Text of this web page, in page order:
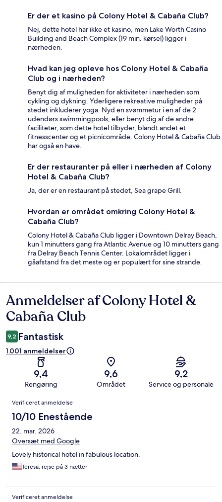
Er der et kasino på Colony Hotel & Cabaña Club?
Nej, dette hotel har ikke et kasino, men Lake Worth Casino
Building and Beach Complex (19 min. kørsel) ligger i
nærheden.
Hvad kan jeg opleve hos Colony Hotel & Cabaña
Club og i nærheden?
Benyt dig af muligheden for aktiviteter i nærheden som
cykling og dykning. Yderligere rekreative muligheder på
stedet inkluderer yoga. Nyd en svømmetur i en af de 2
udendørs swimmingpools, eller benyt dig af de andre
faciliteter, som dette hotel tilbyder, blandt andet et
fitnesscenter og et picnicområde. Colony Hotel & Cabaña Club
har også en have.
Er der restauranter på eller i nærheden af Colony
Hotel & Cabaña Club?
Ja, der er en restaurant på stedet, Sea grape Grill.
Hvordan er området omkring Colony Hotel &
Cabaña Club?
Colony Hotel & Cabaña Club ligger i Downtown Delray Beach,
kun 1 minutters gang fra Atlantic Avenue og 10 minutters gang
fra Delray Beach Tennis Center. Lokalområdet ligger i
gåafstand fra det meste og er populært for sine strande.
Anmeldelser
Anmeldelser af Colony Hotel &
Cabaña Club
9,2 Fantastisk
1.001 anmeldelser
9,4
Rengøring
9,6
Området
9,2
Service og personale
Anmeldelser
Verificeret anmeldelse
10/10 Enestående
22. mar. 2026
Oversæt med Google
Lovely historical hotel in fabulous location.
Teresa, rejse på 3 nætter
Verificeret anmeldelse